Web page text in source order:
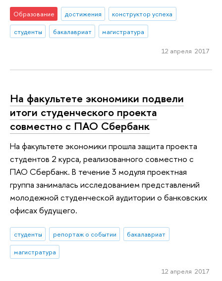
Образование достижения
конструктор успеха
студенты
бакалавриат магистратура
12 апреля 2017
На факультете экономики подвели
итоги студенческого проекта
совместно с ПАО Сбербанк
На факультете экономики прошла защита проекта
студентов 2 курса, реализованного совместно с
ПАО Сбербанк. В течение 3 модуля проектная
группа занималась исследованием представлений
молодежной студенческой аудитории о банковских
офисах будущего.
студенты репортаж о событии
бакалавриат
магистратура
12 апреля 2017